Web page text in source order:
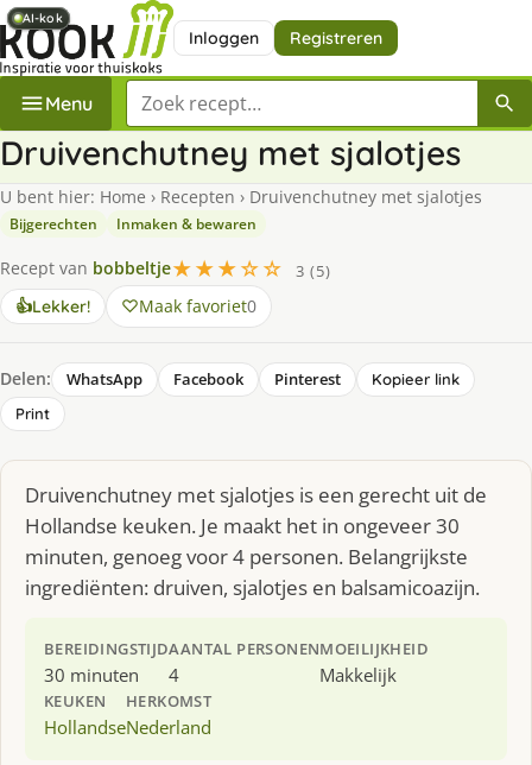
Inloggen Registreren
Menu Zoek een recept
Druivenchutney met sjalotjes
U bent hier: Home › Recepten › Druivenchutney met sjalotjes
Bijgerechten Inmaken & bewaren
Recept van bobbeltje★★★☆☆
3 (5)
👍Lekker! Maak favoriet0
Delen: WhatsApp Facebook Pinterest
Kopieer link
Print
Druivenchutney met sjalotjes is een gerecht uit de
Hollandse keuken. Je maakt het in ongeveer 30
minuten, genoeg voor 4 personen. Belangrijkste
ingrediënten: druiven, sjalotjes en balsamicoazijn.
BEREIDINGSTIJD
30 minuten
AANTAL PERSONEN
4
MOEILIJKHEID
Makkelijk
KEUKEN
Hollandse
HERKOMST
Nederland
AI-kok
AI-kok
AI-kok